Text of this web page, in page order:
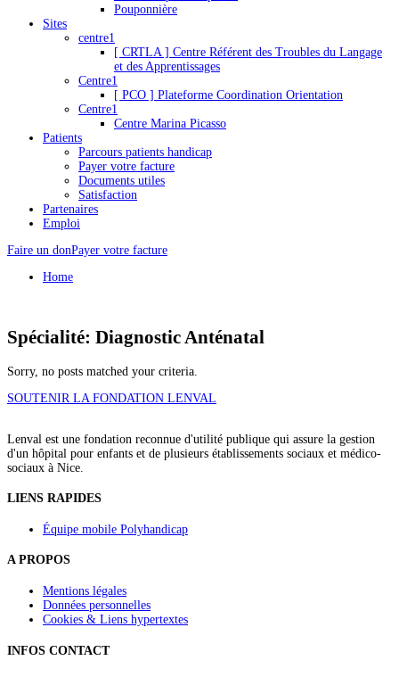
Pouponnière
Sites
centre1
[ CRTLA ] Centre Référent des Troubles du Langage
et des Apprentissages
Centre1
[ PCO ] Plateforme Coordination Orientation
Centre1
Centre Marina Picasso
Patients
Parcours patients handicap
Payer votre facture
Documents utiles
Satisfaction
Partenaires
Emploi
Faire un donPayer votre facture
Home
Spécialité: Diagnostic Anténatal
Sorry, no posts matched your criteria.
SOUTENIR LA FONDATION LENVAL
Lenval est une fondation reconnue d'utilité publique qui assure la gestion
d'un hôpital pour enfants et de plusieurs établissements sociaux et médico-
sociaux à Nice.
LIENS RAPIDES
Équipe mobile Polyhandicap
A PROPOS
Mentions légales
Données personnelles
Cookies & Liens hypertextes
INFOS CONTACT